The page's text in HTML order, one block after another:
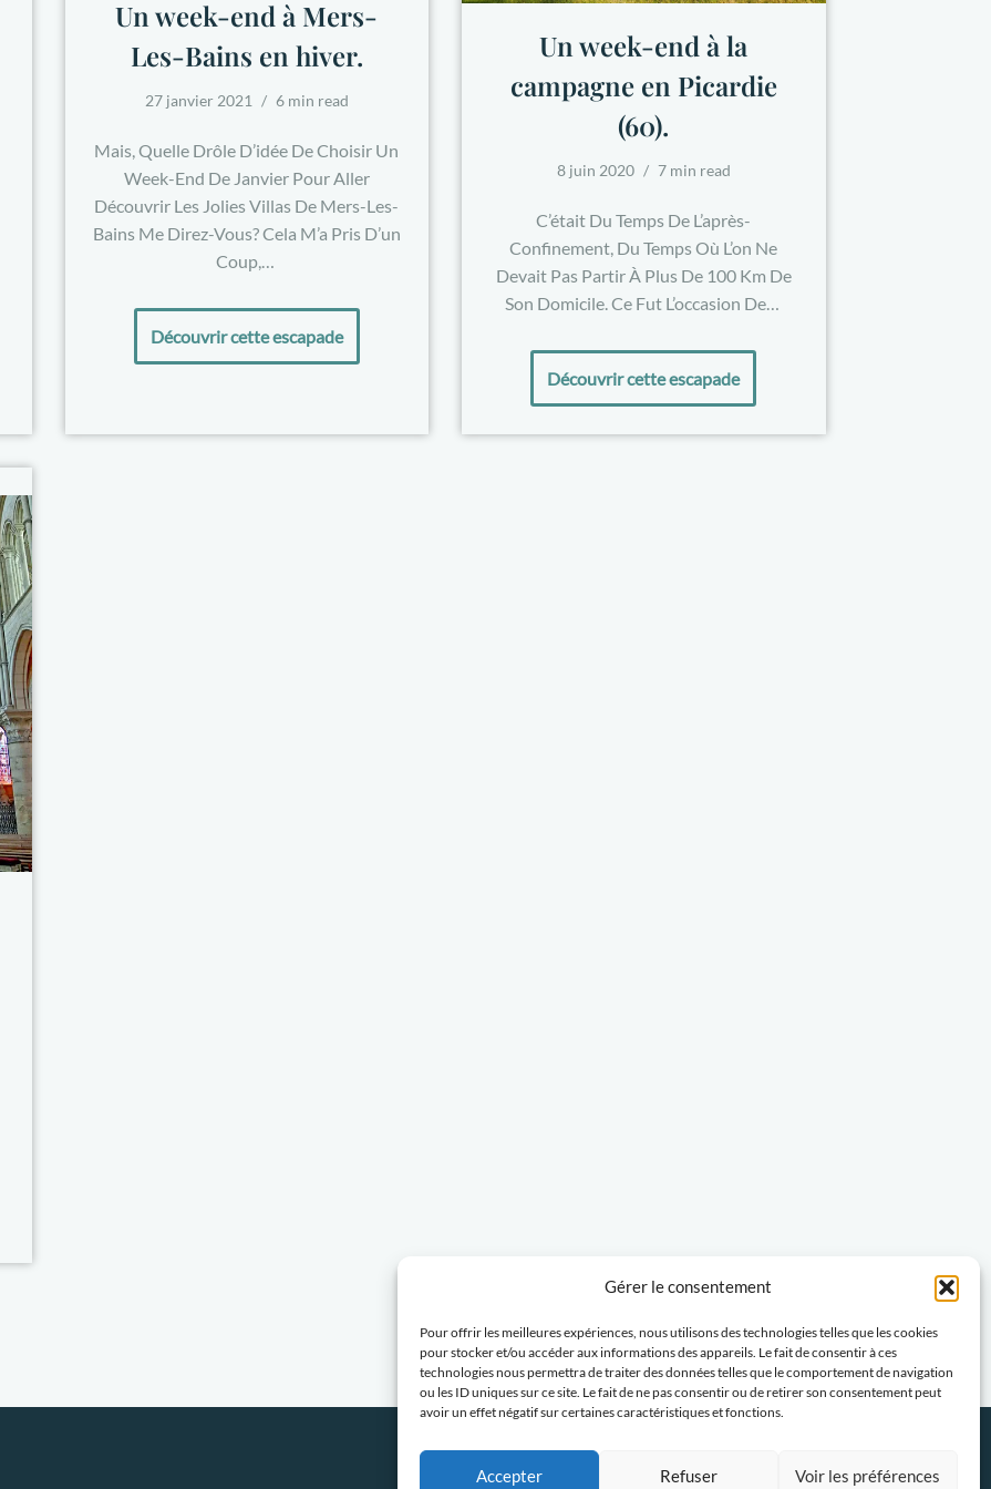
Gérer le consentement
Pour offrir les meilleures expériences, nous utilisons des technologies telles que les cookies
pour stocker et/ou accéder aux informations des appareils. Le fait de consentir à ces
technologies nous permettra de traiter des données telles que le comportement de navigation
ou les ID uniques sur ce site. Le fait de ne pas consentir ou de retirer son consentement peut
avoir un effet négatif sur certaines caractéristiques et fonctions.
Accepter Refuser Voir les préférences
Un week-end à Mers-
Les-Bains en hiver.
27 janvier 2021 6 min read
Mais, Quelle Drôle D’idée De Choisir Un
Week-End De Janvier Pour Aller
Découvrir Les Jolies Villas De Mers-Les-
Bains Me Direz-Vous? Cela M’a Pris D’un
Coup,…
Découvrir cette escapade
Un week-end à la
campagne en Picardie
(60).
8 juin 2020 7 min read
C’était Du Temps De L’après-
Confinement, Du Temps Où L’on Ne
Devait Pas Partir À Plus De 100 Km De
Son Domicile. Ce Fut L’occasion De…
Découvrir cette escapade